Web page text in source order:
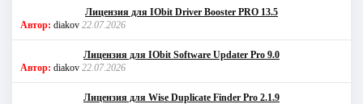
Лицензия для IObit Driver Booster PRO 13.5
Автор: diakov 22.07.2026
Лицензия для IObit Software Updater Pro 9.0
Автор: diakov 22.07.2026
Лицензия для Wise Duplicate Finder Pro 2.1.9